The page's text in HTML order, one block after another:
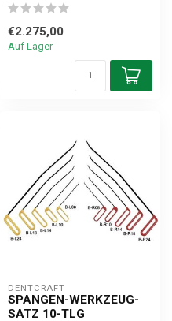
€2.275,00
Auf Lager
DENTCRAFT
SPANGEN-WERKZEUG-
SATZ 10-TLG